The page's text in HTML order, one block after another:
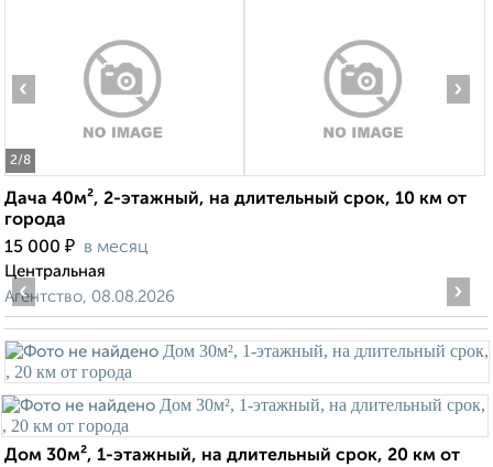
2/8
‹ ›
Дача 40м², 2-этажный, на длительный срок, 10 км от
города
15 000 ₽ в месяц
Центральная
Агентство, 08.08.2026
‹ ›
Дом 30м², 1-этажный, на длительный срок, 20 км от